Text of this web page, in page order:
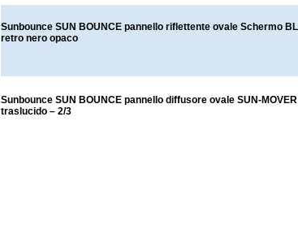
Sunbounce SUN BOUNCE pannello riflettente ovale Schermo
retro nero opaco
Sunbounce SUN BOUNCE pannello diffusore ovale SUN-
traslucido – 2/3